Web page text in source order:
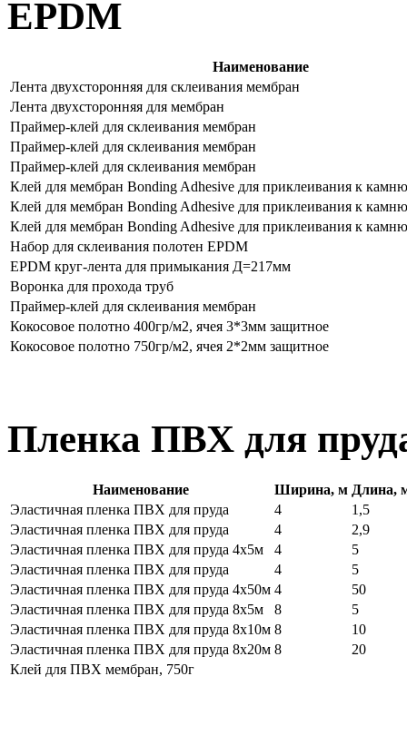
EPDM
Наименование
Лента двухсторонняя для склеивания мембран
Лента двухсторонняя для мембран
Праймер-клей для склеивания мембран
Праймер-клей для склеивания мембран
Праймер-клей для склеивания мембран
Клей для мембран Bonding Adhesive для приклеивания к
Клей для мембран Bonding Adhesive для приклеивания к
Клей для мембран Bonding Adhesive для приклеивания к
Набор для склеивания полотен EPDM
EPDM круг-лента для примыкания Д=217мм
Воронка для прохода труб
Праймер-клей для склеивания мембран
Кокосовое полотно 400гр/м2, ячея 3*3мм защитное
Кокосовое полотно 750гр/м2, ячея 2*2мм защитное
Пленка ПВХ для
Наименование Ширина, м Длина,
Эластичная пленка ПВХ для пруда
4
1,5
Эластичная пленка ПВХ для пруда
4
2,9
Эластичная пленка ПВХ для пруда 4х5м
4
5
Эластичная пленка ПВХ для пруда
4
5
Эластичная пленка ПВХ для пруда 4х50м 4
50
Эластичная пленка ПВХ для пруда 8х5м
8
5
Эластичная пленка ПВХ для пруда 8х10м 8
10
Эластичная пленка ПВХ для пруда 8х20м 8
20
Клей для ПВХ мембран, 750г